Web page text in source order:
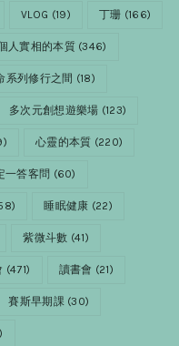
VLOG (19) 丁珊 (166)
人實相的本質(346)
系列修行之間 (18)
多次元創想遊樂場 (123)
心靈的本質 (220)
一答客問 (60)
睡眠健康 (22)
紫微斗數 (41)
(471) 讀書會 (21)
賽斯早期課 (30)